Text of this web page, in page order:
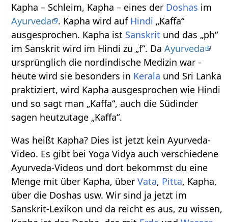
Kapha – Schleim, Kapha – eines der Doshas im
Ayurveda
. Kapha wird auf Hindi „Kaffa“
ausgesprochen. Kapha ist Sanskrit und das „ph“
im Sanskrit wird im Hindi zu „f“. DaAyurveda
ursprünglich die nordindische Medizin war -
heute wird sie besonders in Kerala und Sri Lanka
praktiziert, wird Kapha ausgesprochen wie Hindi
und so sagt man „Kaffa“, auch die Südinder
sagen heutzutage „Kaffa“.
Was heißt Kapha? Dies ist jetzt kein Ayurveda-
Video. Es gibt bei Yoga Vidya auch verschiedene
Ayurveda-Videos und dort bekommst du eine
Menge mit über Kapha, überVata, Pitta, Kapha,
über die Doshas usw. Wir sind ja jetzt im
Sanskrit-Lexikon und da reicht es aus, zu wissen,